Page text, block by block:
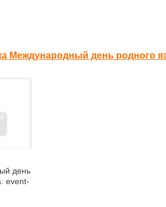
Международный день родного
день
event-